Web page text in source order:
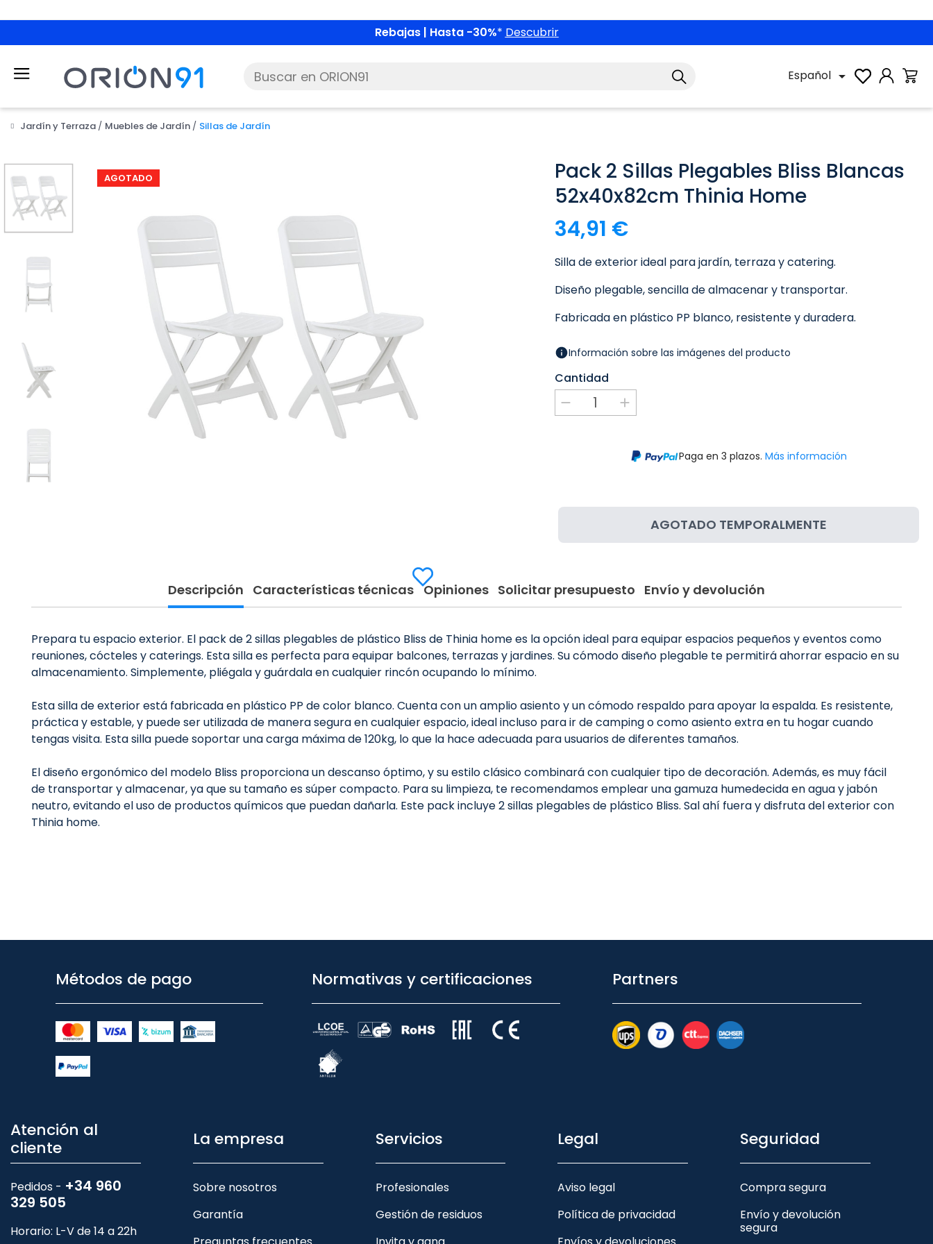
Rebajas | Hasta -30%* Descubrir
Español 
Jardín y Terraza Muebles de Jardín Sillas de Jardín
AGOTADO
Pack 2 Sillas Plegables Bliss Blancas
52x40x82cm Thinia Home
34,91 €
Silla de exterior ideal para jardín, terraza y catering.
Diseño plegable, sencilla de almacenar y transportar.
Fabricada en plástico PP blanco, resistente y duradera.
Información sobre las imágenes del producto
Cantidad
Paga en 3 plazos. Más información
AGOTADO TEMPORALMENTE
Descripción Características técnicas Opiniones Solicitar presupuesto Envío y devolución
Prepara tu espacio exterior. El pack de 2 sillas plegables de plástico Bliss de Thinia home es la opción ideal para equipar espacios pequeños y eventos como
reuniones, cócteles y caterings. Esta silla es perfecta para equipar balcones, terrazas y jardines. Su cómodo diseño plegable te permitirá ahorrar espacio en su
almacenamiento. Simplemente, pliégala y guárdala en cualquier rincón ocupando lo mínimo.
Esta silla de exterior está fabricada en plástico PP de color blanco. Cuenta con un amplio asiento y un cómodo respaldo para apoyar la espalda. Es resistente,
práctica y estable, y puede ser utilizada de manera segura en cualquier espacio, ideal incluso para ir de camping o como asiento extra en tu hogar cuando
tengas visita. Esta silla puede soportar una carga máxima de 120kg, lo que la hace adecuada para usuarios de diferentes tamaños.
El diseño ergonómico del modelo Bliss proporciona un descanso óptimo, y su estilo clásico combinará con cualquier tipo de decoración. Además, es muy fácil
de transportar y almacenar, ya que su tamaño es súper compacto. Para su limpieza, te recomendamos emplear una gamuza humedecida en agua y jabón
neutro, evitando el uso de productos químicos que puedan dañarla. Este pack incluye 2 sillas plegables de plástico Bliss. Sal ahí fuera y disfruta del exterior con
Thinia home.
Métodos de pago Normativas y certificaciones Partners
Atención al
cliente
Pedidos - +34 960
329 505
Horario: L-V de 14 a 22h
La empresa
Sobre nosotros
Garantía
Servicios
Profesionales
Gestión de residuos
Legal
Aviso legal
Política de privacidad
Seguridad
Compra segura
Envío y devolución
segura